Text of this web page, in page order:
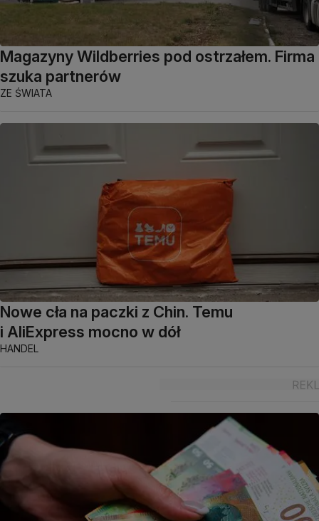
Magazyny Wildberries pod ostrzałem. Firma
szuka partnerów
ZE ŚWIATA
Nowe cła na paczki z Chin. Temu
i AliExpress mocno w dół
HANDEL